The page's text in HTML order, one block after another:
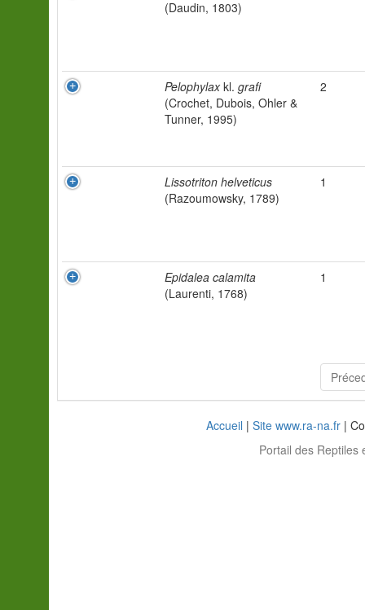
(Daudin, 1803)
Pelophylaxkl. grafi
(Crochet, Dubois, Ohler &
Tunner, 1995)
2
Lissotriton helveticus
(Razoumowsky, 1789)
1
Epidalea calamita
(Laurenti, 1768)
1
Accueil | Site www.ra-na.fr |
Portail des Reptiles